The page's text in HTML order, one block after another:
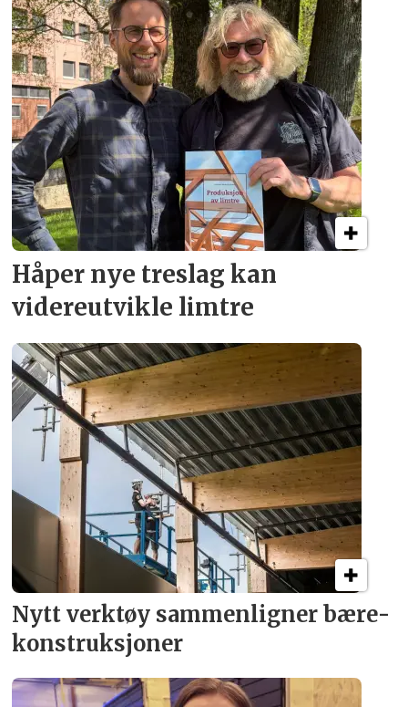
Håper nye treslag kan
videreutvikle limtre
Nytt verktøy sammenligner bære­
konstruksjoner